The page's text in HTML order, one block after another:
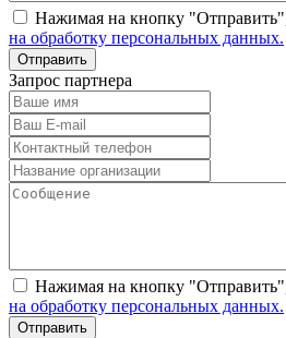
Нажимая на кнопку
на обработку персональных данных.
Запрос партнера
Нажимая на кнопку
на обработку персональных данных.